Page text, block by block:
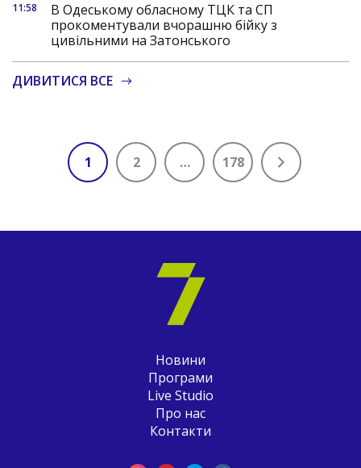
11:58
В Одеському обласному ТЦК та СП
прокоментували вчорашню бійку з
цивільними на Затонського
ДИВИТИСЯ ВСЕ
1 2 … 178
Новини
Програми
Live Studio
Про нас
Контакти